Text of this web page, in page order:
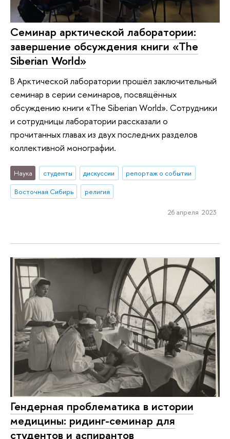
Семинар арктической лаборатории:
завершение обсуждения книги «The
Siberian World»
В Арктической лаборатории прошёл заключительный
семинар в серии семинаров, посвящённых
обсуждению книги «The Siberian World». Сотрудники
и сотрудницы лаборатории рассказали о
прочитанных главах из двух последних разделов
коллективной монографии.
Наука студенты дискуссии
репортаж о событии
Восточная Сибирь
религия
26 апреля 2023
Гендерная проблематика в истории
медицины: ридинг-семинар для
студентов и аспирантов